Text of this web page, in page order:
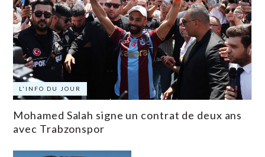
L'INFO DU JOUR
Mohamed Salah signe un contrat de deux ans
avec Trabzonspor